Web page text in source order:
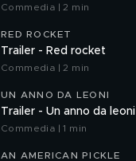
Commedia | 2 min
RED ROCKET
Trailer - Red rocket
Commedia | 2 min
UN ANNO DA LEONI
Trailer - Un anno da leoni
Commedia | 1 min
AN AMERICAN PICKLE